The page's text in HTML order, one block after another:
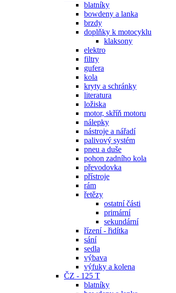
blatníky
bowdeny a lanka
brzdy
doplňky k motocyklu
klaksony
elektro
filtry
gufera
kola
kryty a schránky
literatura
ložiska
motor, skříň motoru
nálepky
nástroje a nářadí
palivový systém
pneu a duše
pohon zadního kola
převodovka
přístroje
rám
řetězy
ostatní části
primární
sekundární
řízení - řidítka
sání
sedla
výbava
výfuky a kolena
ČZ - 125 T
blatníky